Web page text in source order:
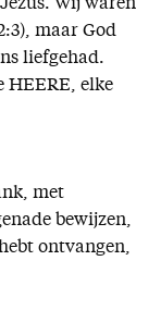
Wij waren
maar God
liefgehad.
HEERE, elke
met
bewijzen,
ontvangen,